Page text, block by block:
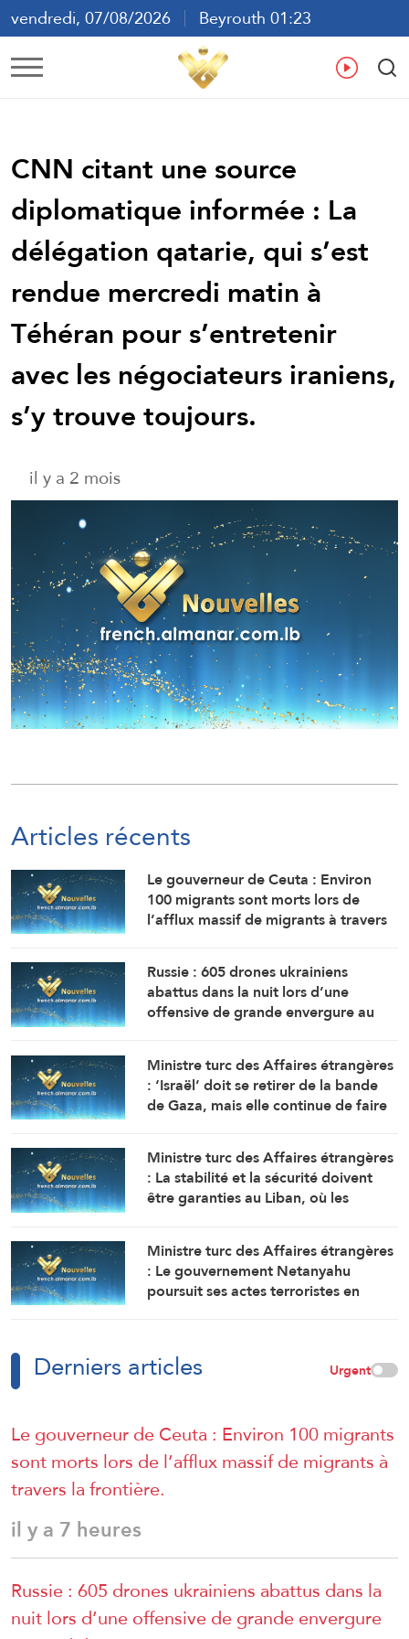
vendredi, 07/08/2026
Beyrouth 01:23
ع
CNN citant une source
diplomatique informée : La
délégation qatarie, qui s’est
rendue mercredi matin à
Téhéran pour s’entretenir
avec les négociateurs iraniens,
s’y trouve toujours.
il y a 2 mois
Articles récents
Le gouverneur de Ceuta : Environ
100 migrants sont morts lors de
l’afflux massif de migrants à travers
Russie : 605 drones ukrainiens
abattus dans la nuit lors d’une
offensive de grande envergure au
Ministre turc des Affaires étrangères
: ‘Israël’ doit se retirer de la bande
de Gaza, mais elle continue de faire
Ministre turc des Affaires étrangères
: La stabilité et la sécurité doivent
être garanties au Liban, où les
ont entraîné la mort et le
déplacement de milliers de
personnes
Ministre turc des Affaires étrangères
: Le gouvernement Netanyahu
poursuit ses actes terroristes en
Derniers articles Urgent
Le gouverneur de Ceuta : Environ 100 migrants
sont morts lors de l’afflux massif de migrants à
travers la frontière.
il y a 7 heures
Russie : 605 drones ukrainiens abattus dans la
nuit lors d’une offensive de grande envergure